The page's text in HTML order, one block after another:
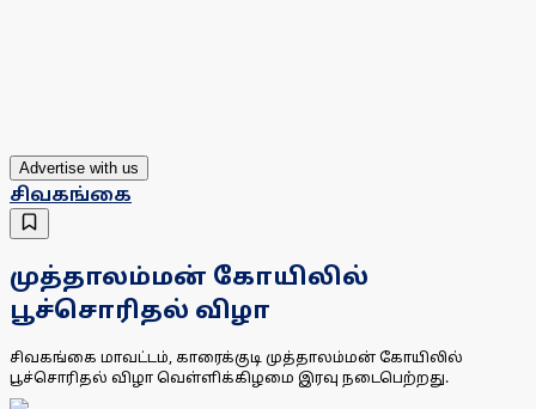
Advertise with us
சிவகங்கை
முத்தாலம்மன் கோயிலில்
பூச்சொரிதல் விழா
சிவகங்கை மாவட்டம், காரைக்குடி முத்தாலம்மன் கோயிலில்
பூச்சொரிதல் விழா வெள்ளிக்கிழமை இரவு நடைபெற்றது.